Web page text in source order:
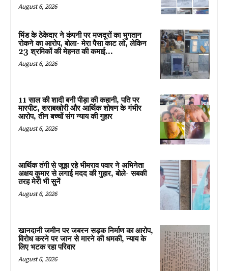
August 6, 2026
भिंड के ठेकेदार ने कंपनी पर मजदूरों का भुगतान
रोकने का आरोप, बोला- मेरा पैसा काट लो, लेकिन
23 श्रमिकों की मेहनत की कमाई...
August 6, 2026
11 साल की शादी बनी पीड़ा की कहानी, पति पर
मारपीट, शराबखोरी और आर्थिक शोषण के गंभीर
आरोप, तीन बच्चों संग न्याय की गुहार
August 6, 2026
आर्थिक तंगी से जूझ रहे भीमराव पवार ने अभिनेता
अक्षय कुमार से लगाई मदद की गुहार, बोले- सबकी
तरह मेरी भी सुनें
August 6, 2026
खानदानी जमीन पर जबरन सड़क निर्माण का आरोप,
विरोध करने पर जान से मारने की धमकी, न्याय के
लिए भटक रहा परिवार
August 6, 2026